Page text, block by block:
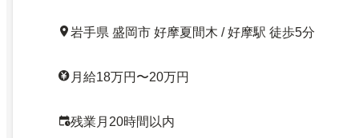
岩手県 盛岡市 好摩夏間木 / 好摩駅 徒歩5分
月給18万円〜20万円
残業月20時間以内